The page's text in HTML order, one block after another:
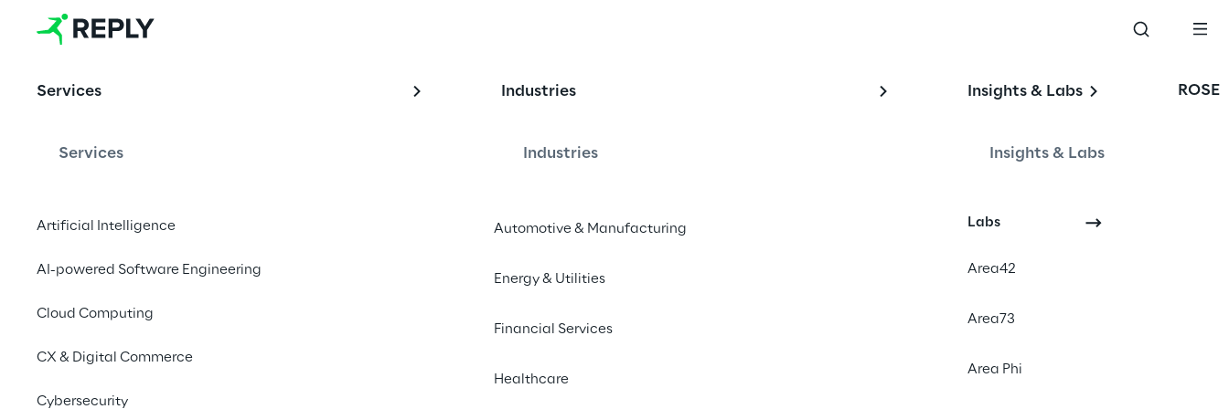
Services
Services
Artificial Intelligence
AI-powered Software Engineering
Cloud Computing
CX & Digital Commerce
Cybersecurity
Industries
Industries
Automotive & Manufacturing
Energy & Utilities
Financial Services
Healthcare
Insights & Labs
Insights & Labs
Labs
Area42
Area73
Area Phi
ROSE
AI-powered Digital Humans
potenziati dall'AI per soluzioni di business innovative ed un
customer engagement su misura.